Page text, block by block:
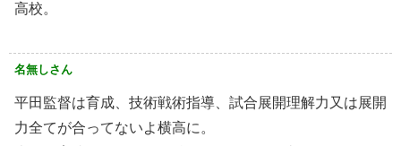
高校。
名無しさん
平田監督は育成、技術戦術指導、試合展開理解力又は展開
力全てが合ってないよ横高に。